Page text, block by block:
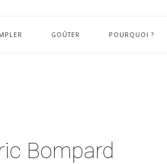
GOÛTER POURQUOI ?
Bompard